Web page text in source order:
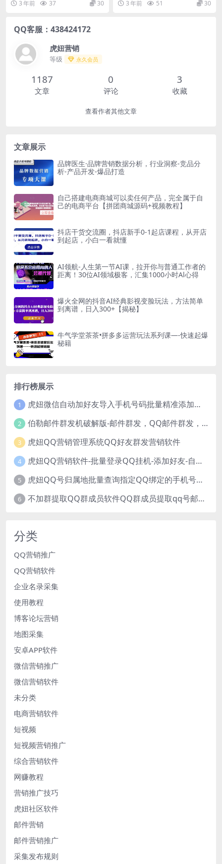
个客户不难 庄主计划项...
3 年前 37 30
课
运营投手起飞必修课...
3 年前 51 30
QQ客服：438424172
虎妞营销
等级 永久会员
1187
文章
0
评论
3
收藏
查看作者其他文章
文章展示
品牌医生·品牌营销数据分析，行业洞察-竞品分
析-产品开发-爆品打造
自己搭建电商商城可以卖任何产品，完全属于自
己的电商平台【拼团商城源码+视频教程】
抖店干货交流圈，抖店新手0-1起店课程，从开店
到起店，小白一看就懂
AI领航-人生第一节AI课，拉开你与普通工作者的
距离！30位AI领域极客，汇集1000小时Al心得
爆火全网的抖音AI经典影视变脸玩法，方法简单
到离谱，日入300+【揭秘】
牛气学堂茶茶•拼多多运营玩法系列课—-快速起爆
秘籍
排行榜展示
1 虎妞微信自动加好友导入手机号码批量精准添加客户售营销软件微商工具
2 伯勒邮件群发机破解版-邮件群发，QQ邮件群发，邮件群发软件，伯乐邮件群发工具，邮件群发器
3 虎妞QQ营销管理系统QQ好友群发营销软件
4 虎妞QQ营销软件-批量登录QQ挂机-添加好友-自动加群-群发消息-临时会话
5 虎妞QQ号归属地批量查询指定QQ绑定的手机号软件
6 不加群提取QQ群成员软件QQ群成员提取qq号邮箱软件
分类
QQ营销推广
QQ营销软件
企业名录采集
使用教程
博客论坛营销
地图采集
安卓APP软件
微信营销推广
微信营销软件
未分类
电商营销软件
短视频
短视频营销推广
综合营销软件
网赚教程
营销推广技巧
虎妞社区软件
邮件营销
邮件营销推广
采集发布规则